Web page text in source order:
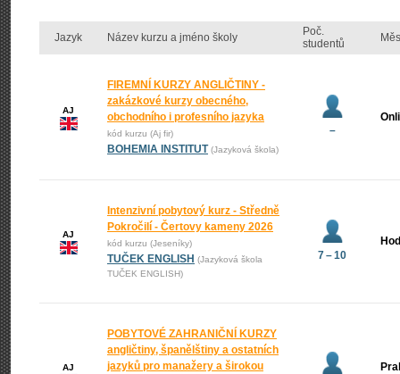
Jazyk Název kurzu a jméno školy
Poč.
studentů
AJ
FIREMNÍ KURZY ANGLIČTINY -
zakázkové kurzy obecného,
obchodního i profesního jazyka
kód kurzu (Aj fir)
BOHEMIA INSTITUT (Jazyková škola)
–
AJ
Intenzivní pobytový kurz - Středně
Pokročilí - Čertovy kameny 2026
kód kurzu (Jeseníky)
TUČEK ENGLISH (Jazyková škola
TUČEK ENGLISH)
7 – 10
AJ
POBYTOVÉ ZAHRANIČNÍ KURZY
angličtiny, španělštiny a ostatních
jazyků pro manažery a širokou